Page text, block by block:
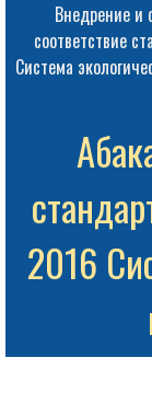
Внедрение и
соответствие
Система
2016